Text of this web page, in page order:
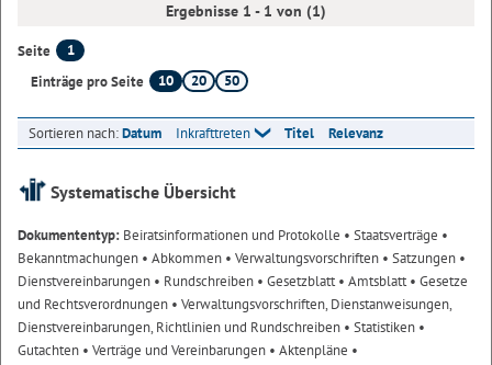
Ergebnisse 1 - 1 von (1)
Seite
1
Einträge pro Seite
10 20 50
Sortieren nach:Datum Inkrafttreten Titel Relevanz
Systematische Übersicht
Dokumententyp: Beiratsinformationen und Protokolle • Staatsverträge •
Bekanntmachungen • Abkommen • Verwaltungsvorschriften • Satzungen •
Dienstvereinbarungen • Rundschreiben • Gesetzblatt• Amtsblatt• Gesetze
und Rechtsverordnungen • Verwaltungsvorschriften, Dienstanweisungen,
Dienstvereinbarungen, Richtlinien und Rundschreiben • Statistiken •
Gutachten • Verträge und Vereinbarungen • Aktenpläne •